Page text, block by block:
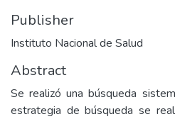
Publisher
Instituto Nacional de Salud
Abstract
Se realizó una búsqueda
estrategia de búsqueda se